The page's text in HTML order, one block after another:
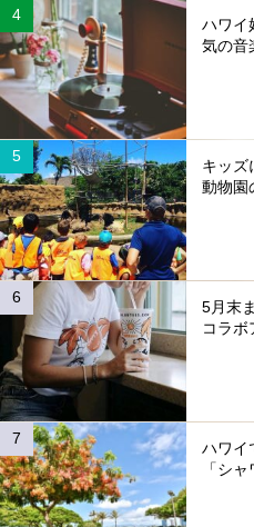
ハワイ
気の音
キッズ
動物園
5月末
コラボ
ハワイ
「シ